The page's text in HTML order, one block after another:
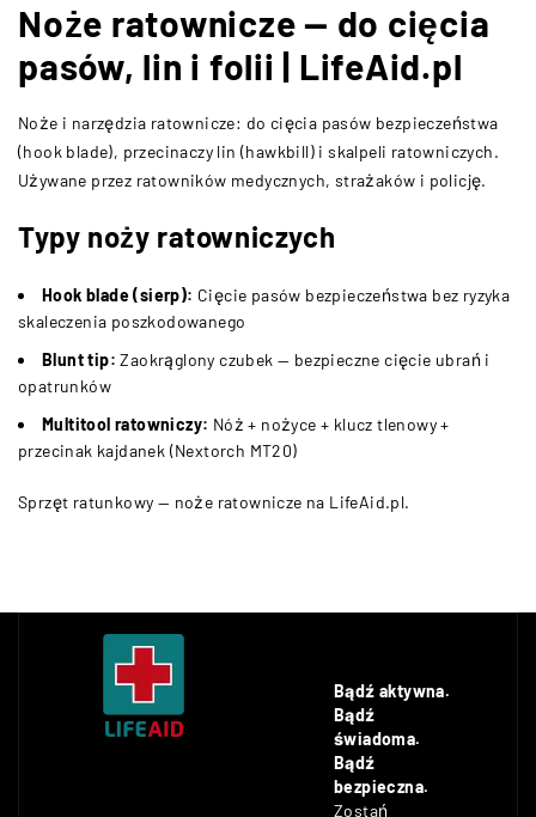
Noże ratownicze — do cięcia
pasów, lin i folii | LifeAid.pl
Noże i narzędzia ratownicze: do cięcia pasów bezpieczeństwa
(hook blade), przecinaczy lin (hawkbill) i skalpeli ratowniczych.
Używane przez ratowników medycznych, strażaków i policję.
Typy noży ratowniczych
Hook blade (sierp): Cięcie pasów bezpieczeństwa bez ryzyka
skaleczenia poszkodowanego
Blunt tip: Zaokrąglony czubek — bezpieczne cięcie ubrań i
opatrunków
Multitool ratowniczy: Nóż + nożyce + klucz tlenowy +
przecinak kajdanek (Nextorch MT20)
Sprzęt ratunkowy — noże ratownicze na LifeAid.pl.
Bądź aktywna.
Bądź
świadoma.
Bądź
bezpieczna.
Zostań